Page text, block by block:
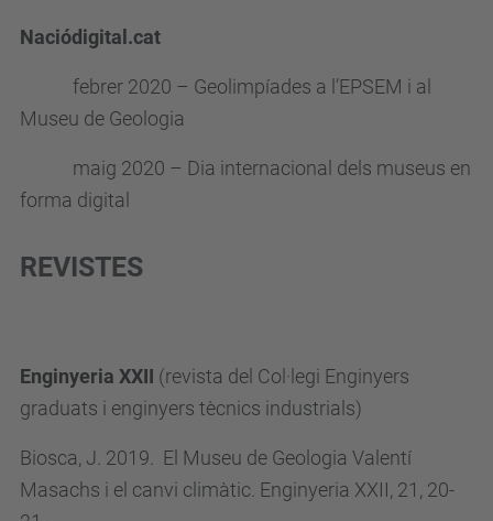
Naciódigital.cat
febrer 2020 – Geolimpíades a l’EPSEM i al
Museu de Geologia
maig 2020 – Dia internacional dels museus en
forma digital
REVISTES
Enginyeria XXII (revista del Col·legi Enginyers
graduats i enginyers tècnics industrials)
Biosca, J. 2019.
El Museu de Geologia Valentí
Masachs i el canvi climàtic. Enginyeria XXII, 21, 20-